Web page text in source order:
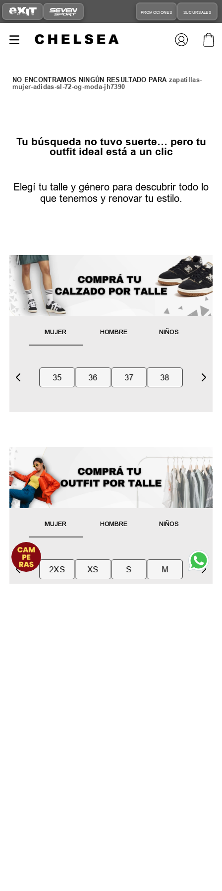
PROMOCIONES SUCURSALES
zapatillas-
mujer-adidas-sl-72-og-moda-jh7390
Tu búsqueda no tuvo suerte… pero tu
outfit ideal está a un clic
Elegí tu talle y género para descubrir todo lo
que tenemos y renovar tu estilo.
MUJER HOMBRE NIÑOS
35 36 37 38
MUJER HOMBRE NIÑOS
2XS XS S M